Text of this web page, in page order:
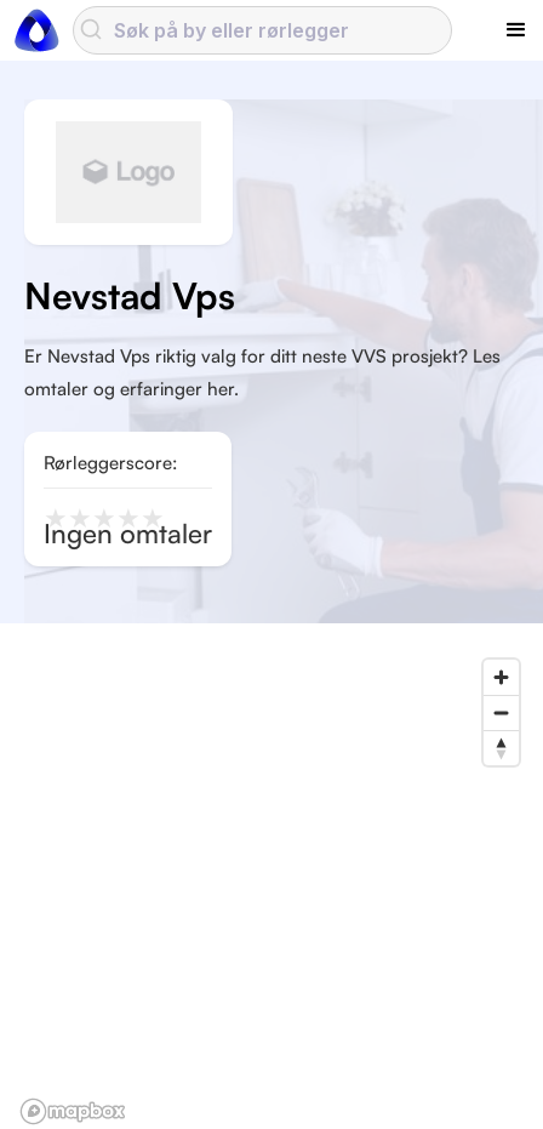
Rørleggerscore:
★ ★ ★ ★ ★
Ingen omtaler
Er Nevstad Vps riktig valg for ditt neste VVS prosjekt? Les
omtaler og erfaringer her.
Nevstad Vps